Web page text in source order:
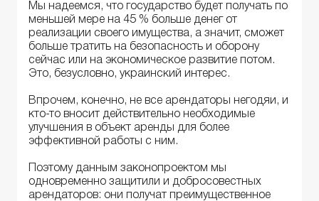
Мы надеемся, что государство будет получать по
меньшей мере на 45 % больше денег от
реализации своего имущества, а значит, сможет
больше тратить на безопасность и оборону
сейчас или на экономическое развитие потом.
Это, безусловно, украинский интерес.
Впрочем, конечно, не все арендаторы негодяи, и
кто-то вносит действительно необходимые
улучшения в объект аренды для более
эффективной работы с ним.
Поэтому данным законопроектом мы
одновременно защитили и добросовестных
арендаторов: они получат преимущественное